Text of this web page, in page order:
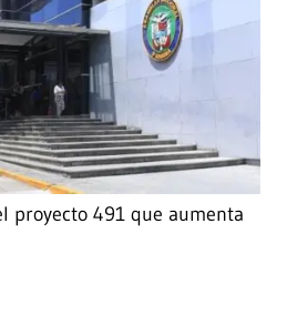
proyecto 491 que aumenta